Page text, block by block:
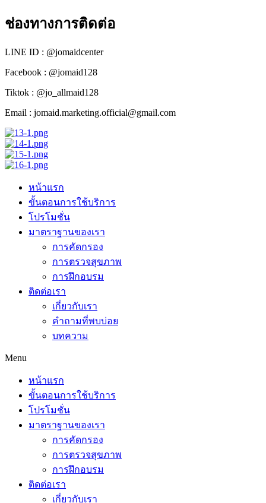
ช่องทางการติดต่อ
LINE ID : @jomaidcenter
Facebook : @jomaid128
Tiktok : @jo_allmaid128
Email : jomaid.marketing.official@gmail.com
หน้าแรก
ขั้นตอนการใช้บริการ
โปรโมชั่น
มาตราฐานของเรา
การคัดกรอง
การตรวจสุขภาพ
การฝึกอบรม
ติดต่อเรา
เกี่ยวกับเรา
คำถามที่พบบ่อย
บทความ
Menu
หน้าแรก
ขั้นตอนการใช้บริการ
โปรโมชั่น
มาตราฐานของเรา
การคัดกรอง
การตรวจสุขภาพ
การฝึกอบรม
ติดต่อเรา
เกี่ยวกับเรา